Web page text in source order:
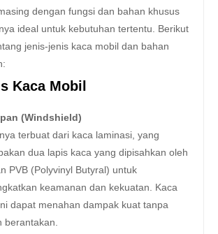
dengan fungsi dan bahan khusus
ideal untuk kebutuhan tertentu. Berikut
jenis-jenis kaca mobil dan bahan
Kaca Mobil
(Windshield)
terbuat dari kaca laminasi, yang
dua lapis kaca yang dipisahkan oleh
PVB (Polyvinyl Butyral) untuk
keamanan dan kekuatan. Kaca
dapat menahan dampak kuat tanpa
berantakan.